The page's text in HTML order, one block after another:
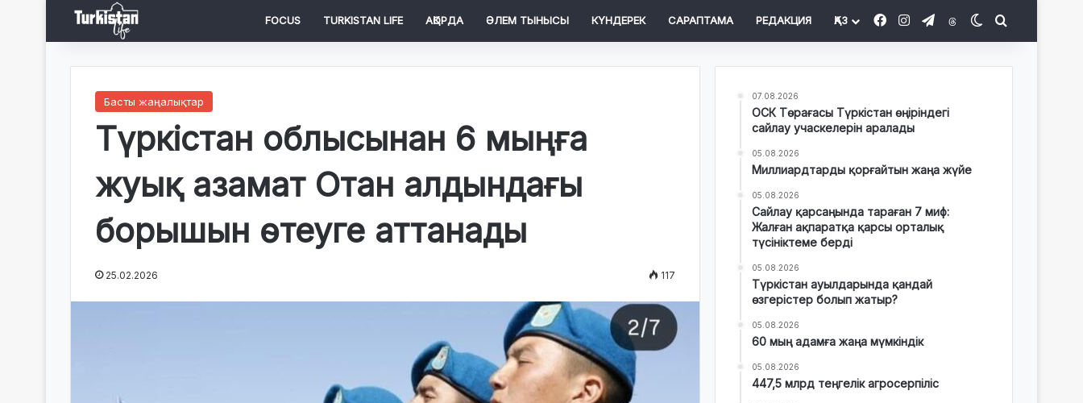
FOCUS TURKISTAN LIFE АҚОРДА ӘЛЕМ ТЫНЫСЫ КҮНДЕРЕК САРАПТАМА РЕДАКЦИЯ ҚАЗ FacebookInstagram
TelegramThreadsSwitch skin
Басты жаңалықтар
Түркістан облысынан 6 мыңға
жуық азамат Отан алдындағы
борышын өтеуге аттанады
25.02.2026 117
07.08.2026
ОСК Төрағасы Түркістан өңіріндегі
сайлау учаскелерін аралады
05.08.2026
Миллиардтарды қорғайтын жаңа жүйе
05.08.2026
Сайлау қарсаңында тараған 7 миф:
Жалған ақпаратқа қарсы орталық
түсініктеме берді
05.08.2026
Түркістан ауылдарында қандай
өзгерістер болып жатыр?
05.08.2026
60 мың адамға жаңа мүмкіндік
05.08.2026
447,5 млрд теңгелік агросерпіліс